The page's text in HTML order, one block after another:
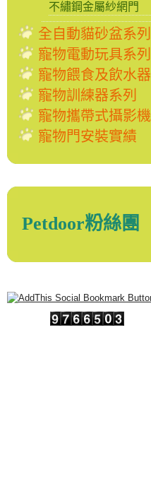
不繡鋼金屬紗網門
全自動貓砂盆系列
寵物電動玩具系列
寵物餵食及飲水器
寵物訓練器系列
寵物攜帶式攝影機
寵物門安裝實績
Petdoor粉絲團